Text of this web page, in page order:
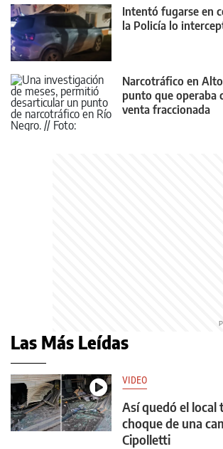
Intentó fugarse en
la Policía lo
Narcotráfico en
punto que operaba
venta fraccionada
Las Más Leídas
VIDEO
Así quedó el local
choque de una
Cipolletti